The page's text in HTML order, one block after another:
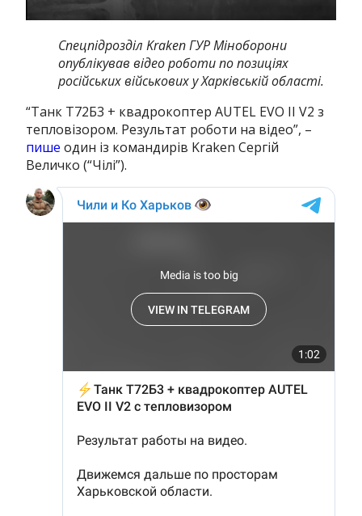
Спецпідрозділ Kraken ГУР Міноборони
опублікував відео роботи по позиціях
російських військових у Харківській області.
“Танк Т72Б3 + квадрокоптер AUTEL EVO II V2 з
тепловізором. Результат роботи на відео”, –
пише один із командирів Kraken Сергій
Величко (“Чілі”).